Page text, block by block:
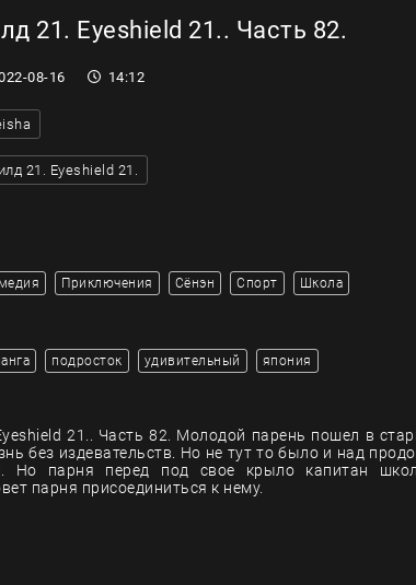
21. Eyeshield 21.. Часть 82.
08-16 14:12
21. Eyeshield 21.
Приключения Сёнэн Спорт Школа
подросток удивительный япония
21.. Часть 82. Молодой парень пошел в
без издевательств. Но не тут то было и над
Но парня перед под свое крыло капитан
парня присоединиться к нему.